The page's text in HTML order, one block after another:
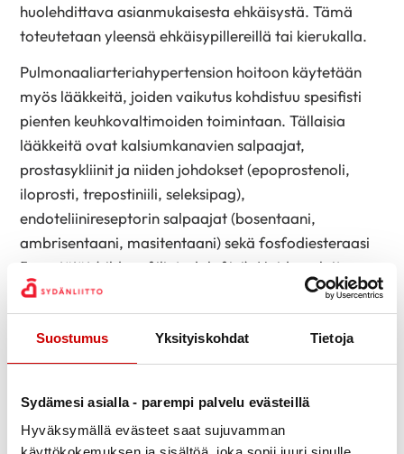
Suostumus Yksityiskohdat Tietoja
Sydämesi asialla - parempi palvelu evästeillä
Hyväksymällä evästeet saat sujuvamman
huolehdittava asianmukaisesta ehkäisystä. Tämä
toteutetaan yleensä ehkäisypillereillä tai kierukalla.
Pulmonaaliarteriahypertension hoitoon käytetään
myös lääkkeitä, joiden vaikutus kohdistuu spesifisti
pienten keuhkovaltimoiden toimintaan. Tällaisia
lääkkeitä ovat kalsiumkanavien salpaajat,
prostasykliinit ja niiden johdokset (epoprostenoli,
iloprosti, trepostiniili, seleksipag),
endoteliinireseptorin salpaajat (bosentaani,
ambrisentaani, masitentaani) sekä fosfodiesteraasi
5:n estäjät (sildenafiili, tadalafiini). Hoidon aloitus
kuuluu asiaan perehtyneelle erikoissairaanhoidon
yksikölle.
elinsiirtoa. Kyseessä on silloin keuhkonsiirto tai
harvoin sydänkeuhkosiirto.